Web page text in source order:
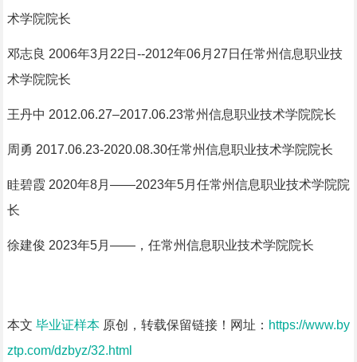
术学院院长
邓志良 2006年3月22日--2012年06月27日任常州信息职业技
术学院院长
王丹中 2012.06.27–2017.06.23常州信息职业技术学院院长
周勇 2017.06.23-2020.08.30任常州信息职业技术学院院长
眭碧霞 2020年8月——2023年5月任常州信息职业技术学院院
长
徐建俊 2023年5月——，任常州信息职业技术学院院长
本文 毕业证样本原创，转载保留链接！网址： https://www.by
ztp.com/dzbyz/32.html